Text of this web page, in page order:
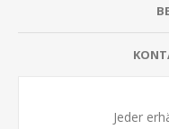
Jeder